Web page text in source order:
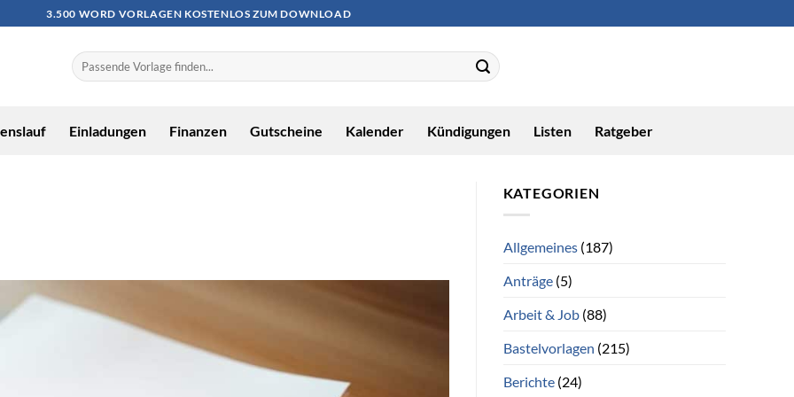
3.500 WORD VORLAGEN KOSTENLOS ZUM DOWNLOAD
Einladungen Finanzen Gutscheine Kalender Kündigungen Listen Ratgeber
KATEGORIEN
Allgemeines(187)
Anträge(5)
Arbeit & Job(88)
Bastelvorlagen (215)
Berichte(24)